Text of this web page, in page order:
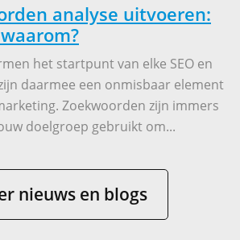
analyse uitvoeren:
het startpunt van elke SEO en
daarmee een onmisbaar element
Zoekwoorden zijn immers
doelgroep gebruikt om...
nieuws en blogs